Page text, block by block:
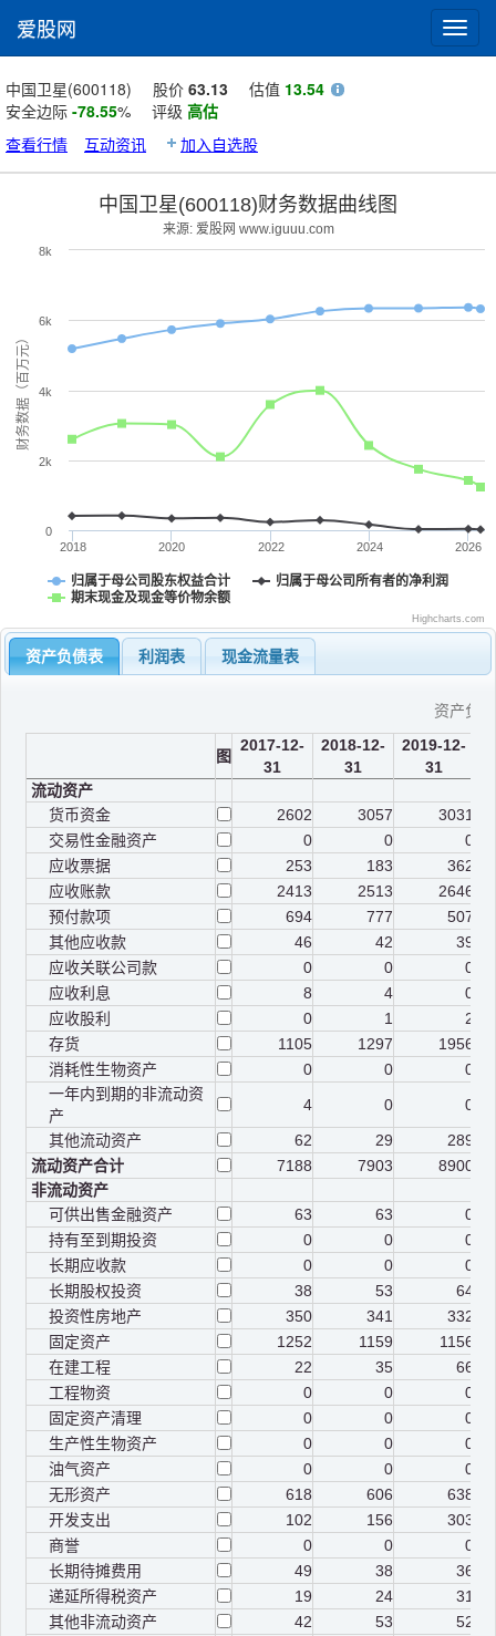
爱股网
中国卫星(600118) 股价 63.13 估值 13.54
安全边际 -78.55% 评级 高估
查看行情
互动资讯 加入自选股
财务数据（百万元）
中国卫星(600118)财务数据曲线图
来源: 爱股网 www.iguuu.com
归属于母公司股东权益合计
归属于母公司所有者的净利润
期末现金及现金等价物余额
2018 2020 2022 2024 2026
0
2k
4k
6k
8k
Highcharts.com
资产负债表 利润表 现金流量表
资产负
图
2017-12-
31
2018-12-
31
2019-12-
31
流动资产
货币资金
2602 3057
3031
交易性金融资产
0 0
0
应收票据
253 183
362
应收账款
2413 2513
2646
预付款项
694 777
507
其他应收款
46 42
39
应收关联公司款
0 0
0
应收利息
8 4
0
应收股利
0 1
2
存货
1105 1297
1956
消耗性生物资产
0 0
0
一年内到期的非流动资
产
4 0
0
其他流动资产
62 29
289
流动资产合计
7188 7903
8900
非流动资产
可供出售金融资产
63 63
0
持有至到期投资
0 0
0
长期应收款
0 0
0
长期股权投资
38 53
64
投资性房地产
350 341
332
固定资产
1252 1159
1156
在建工程
22 35
66
工程物资
0 0
0
固定资产清理
0 0
0
生产性生物资产
0 0
0
油气资产
0 0
0
无形资产
618 606
638
开发支出
102 156
303
商誉
0 0
0
长期待摊费用
49 38
36
递延所得税资产
19 24
31
其他非流动资产
42 53
52